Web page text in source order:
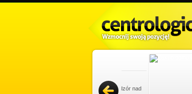
Sopot. Firma zapewnia bieżący nadzór nad